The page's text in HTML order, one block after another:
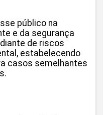
público na
e da segurança
de riscos
estabelecendo
casos semelhantes